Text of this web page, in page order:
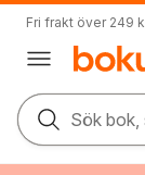
Fri frakt över 249
Sök bok,